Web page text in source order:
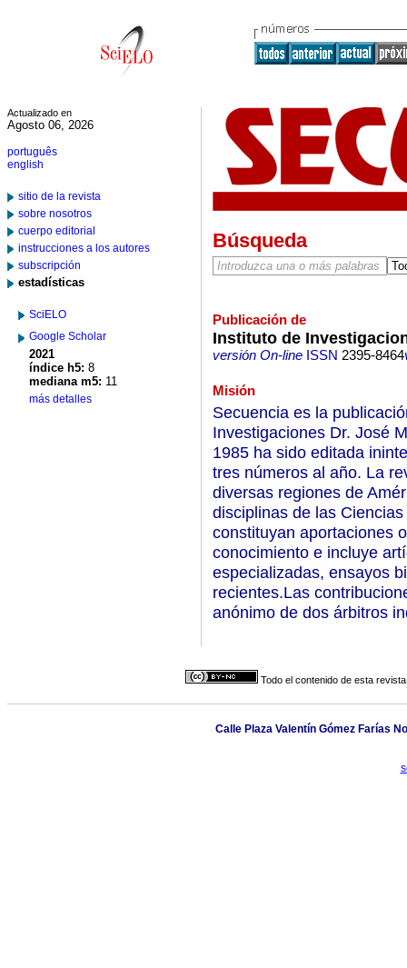
Actualizado en
Agosto 06, 2026
português
english
sitio de la revista
sobre nosotros
cuerpo editorial
instrucciones a los autores
subscripción
estadísticas
SciELO
Google Scholar
2021
índice h5: 8
mediana m5: 11
más detalles
Búsqueda
Publicación de
Instituto de
versión On-lineISSN 2395-8464
Misión
Secuencia es la
Investigaciones Dr. José
1985 ha sido editada
tres números al año. La
diversas regiones de
disciplinas de las
constituyan aportaciones
conocimiento e incluye
especializadas, ensayos
recientes.Las
anónimo de dos árbitros
Todo el contenido de esta
Calle Plaza Valentín Gómez Farías